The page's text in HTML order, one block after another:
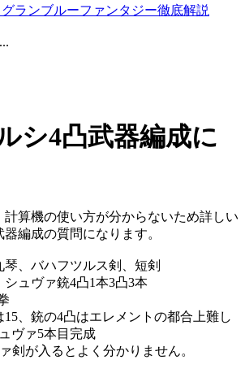
ランブルーファンタジー徹底解説
シ4凸武器編成に
算機の使い方が分からないため詳しい
編成の質問になります。
、バハフツルス剣、短剣
シュヴァ銃4凸1本3凸3本
15、銃の4凸はエレメントの都合上難し
ヴァ5本目完成
剣が入るとよく分かりません。